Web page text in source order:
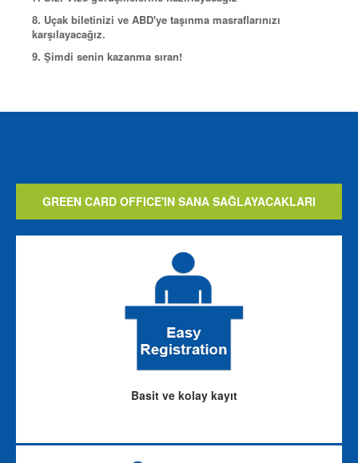
8. Uçak biletinizi ve ABD'ye taşınma masraflarınızı
karşılayacağız.
9. Şimdi senin kazanma sıran!
GREEN CARD OFFICE'IN SANA SAĞLAYACAKLARI
Basit ve kolay kayıt